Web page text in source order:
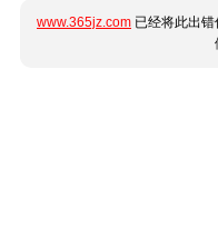
www.365jz.com 已经将此出